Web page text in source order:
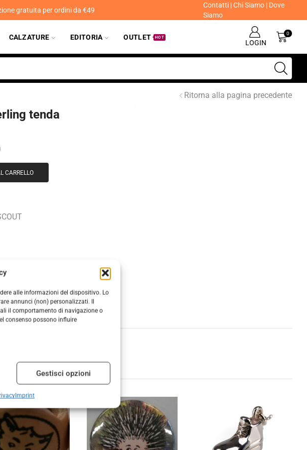
alle informazioni del dispositivo. Lo
annunci (non) personalizzati. Il
il comportamento di navigazione o
consenso possono influire
Gestisci opzioni
Imprint
gratuita per ordini da €49
Contatti|Chi Siamo| Dove
Siamo
CALZATURE EDITORIA OUTLET HOT
LOGIN
0
Ritorna alla pagina precedente
tenda
CARRELLO